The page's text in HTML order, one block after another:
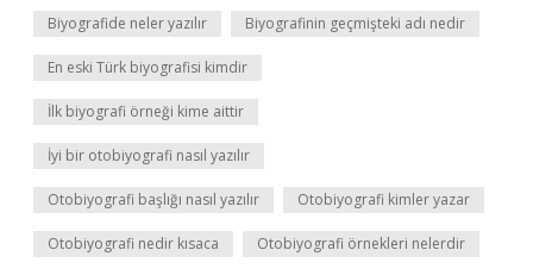
Biyografide neler yazılır Biyografinin geçmişteki adı nedir
En eski Türk biyografisi kimdir
İlk biyografi örneği kime aittir
İyi bir otobiyografi nasıl yazılır
Otobiyografi başlığı nasıl yazılır Otobiyografi kimler yazar
Otobiyografi nedir kısaca Otobiyografi örnekleri nelerdir